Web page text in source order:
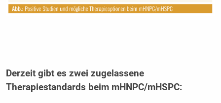
Derzeit gibt es zwei zugelassene
Therapiestandards beim mHNPC/mHSPC: